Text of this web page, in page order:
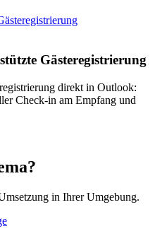
Gästeregistrierung
direkt in Outlook:
Check-in am Empfang und
in Ihrer Umgebung.